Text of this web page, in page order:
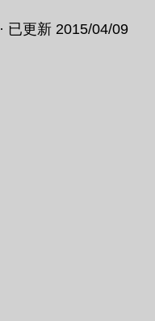
· 已更新 2015/04/09